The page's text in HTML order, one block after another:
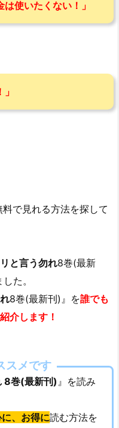
は使いたくない！」
で見れる方法を探して
と言う勿れ8巻(最新
た。
8巻(最新刊)』を誰でも
介します！
スメです
8巻(最新刊) 』を読み
、お得に読む方法を